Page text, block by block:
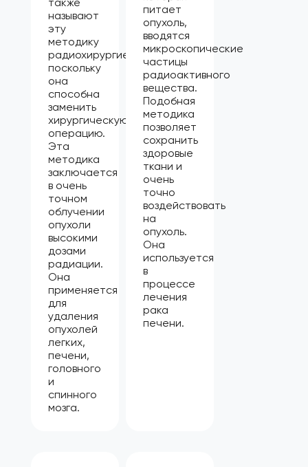
называют
эту
методику
радиохирургией,
поскольку
она
способна
заменить
хирургическую
операцию.
Эта
методика
заключается
в очень
точном
облучении
опухоли
высокими
дозами
радиации.
Она
применяется
для
удаления
опухолей
легких,
печени,
головного
и
спинного
мозга.
питает
опухоль,
вводятся
микроскопические
частицы
радиоактивного
вещества.
Подобная
методика
позволяет
сохранить
здоровые
ткани и
очень
точно
воздействовать
на
опухоль.
Она
используется
в
процессе
лечения
рака
печени.